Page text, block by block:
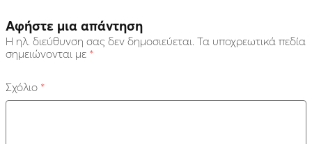
Αφήστε μια απάντηση
Η ηλ. διεύθυνση σας δεν δημοσιεύεται. Τα υποχρεωτικά πεδία
σημειώνονται με *
Σχόλιο *